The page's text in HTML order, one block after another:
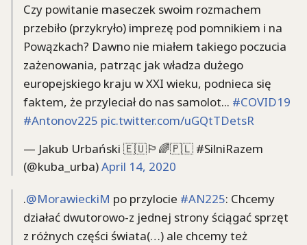
Czy powitanie maseczek swoim rozmachem
przebiło (przykryło) imprezę pod pomnikiem i na
Powązkach? Dawno nie miałem takiego poczucia
zażenowania, patrząc jak władza dużego
europejskiego kraju w XXI wieku, podnieca się
faktem, że przyleciał do nas samolot... #COVID19
#Antonov225 pic.twitter.com/uGQtTDetsR
— Jakub Urbański 🇪🇺🏳️‍🌈🇵🇱 #SilniRazem
(@kuba_urba)April 14, 2020
.@MorawieckiM po przylocie #AN225: Chcemy
działać dwutorowo-z jednej strony ściągać sprzęt
z różnych części świata(…) ale chcemy też